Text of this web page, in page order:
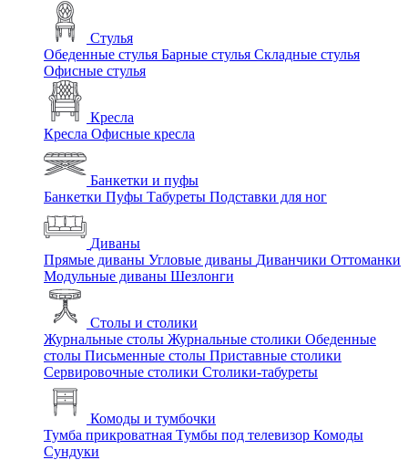
Стулья
Обеденные стулья Барные стулья Складные стулья
Офисные стулья
Кресла
Кресла Офисные кресла
Банкетки и пуфы
Банкетки Пуфы Табуреты Подставки для ног
Диваны
Прямые диваны Угловые диваны Диванчики Оттоманки
Модульные диваны Шезлонги
Столы и столики
Журнальные столы Журнальные столики Обеденные
столы Письменные столы Приставные столики
Сервировочные столики Столики-табуреты
Комоды и тумбочки
Тумба прикроватная Тумбы под телевизор Комоды
Сундуки